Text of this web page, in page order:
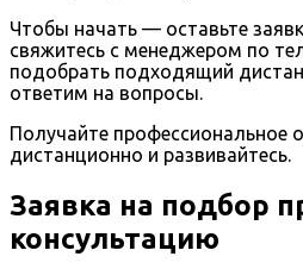
Чтобы начать — оставьте
свяжитесь с менеджером по
подобрать подходящий
ответим на вопросы.
Получайте профессиональное
дистанционно и развивайтесь.
Заявка на подбор
консультацию